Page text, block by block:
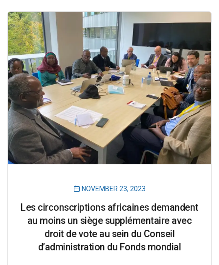
NOVEMBER 23, 2023
Les circonscriptions africaines demandent
au moins un siège supplémentaire avec
droit de vote au sein du Conseil
d’administration du Fonds mondial